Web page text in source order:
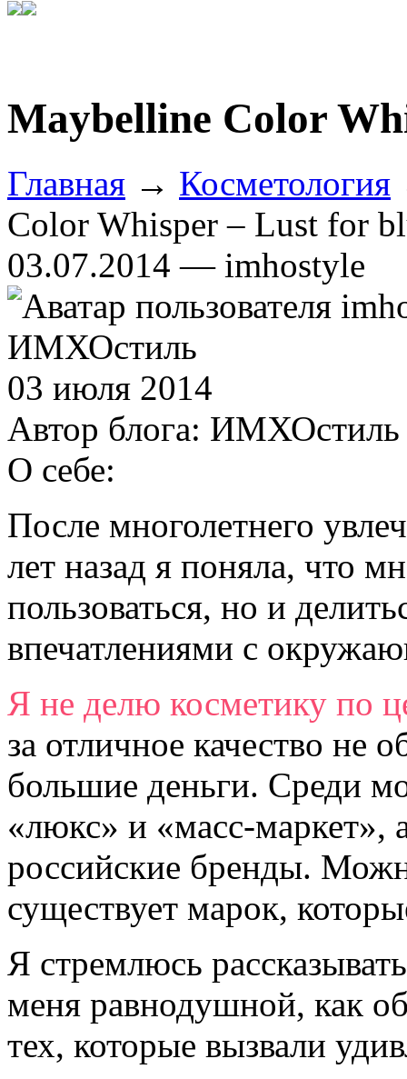
Maybelline Color
Главная → Косметология
Color Whisper – Lust for
03.07.2014 — imhostyle
ИМХОстиль
03 июля 2014
Автор блога: ИМХОстиль
О себе:
После многолетнего
лет назад я поняла, что
пользоваться, но и
впечатлениями с
Я не делю косметику по
за отличное качество не
большие деньги. Среди
«люкс» и «масс-маркет»,
российские бренды.
существует марок,
Я стремлюсь
меня равнодушной, как
тех, которые вызвали